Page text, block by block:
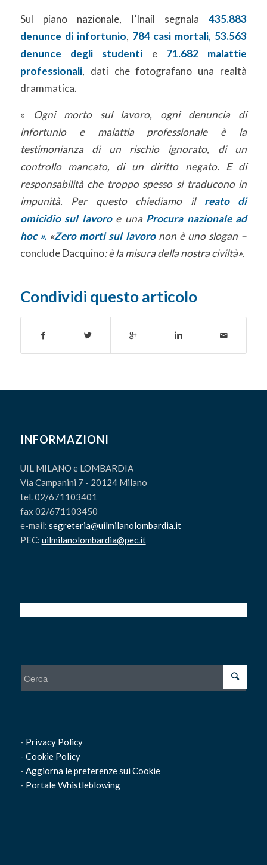
Sul piano nazionale, l’Inail segnala435.883
denunce di infortunio, 784 casi mortali, 53.563
denunce degli studenti e 71.682 malattie
professionali, dati che fotografano una realtà
drammatica.
«
Ogni morto sul lavoro, ogni denuncia di
infortunio e malattia professionale è la
testimonianza di un rischio ignorato, di un
controllo mancato, di un diritto negato. E di
responsabilità che troppo spesso si traducono in
impunità. Per questo chiediamo il reato di
omicidio sul lavoroe una Procura nazionale ad
hoc ».«Zero morti sul lavoronon è uno slogan –
conclude Dacquino: è la misura della nostra civiltà».
Condividi questo articolo
INFORMAZIONI
UIL MILANO e LOMBARDIA
Via Campanini 7 - 20124 Milano
tel. 02/671103401
fax 02/671103450
e-mail: segreteria@uilmilanolombardia.it
PEC: uilmilanolombardia@pec.it
- Privacy Policy
- Cookie Policy
- Aggiorna le preferenze sui Cookie
- Portale Whistleblowing